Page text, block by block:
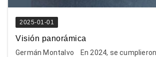
2025-01-01
Visión panorámica
Germán Montalvo En 2024, se